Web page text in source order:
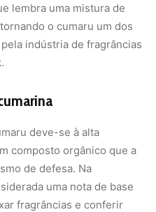
lembra uma mistura de
o cumaru um dos
indústria de fragrâncias
deve-se à alta
composto orgânico que a
de defesa. Na
uma nota de base
fragrâncias e conferir